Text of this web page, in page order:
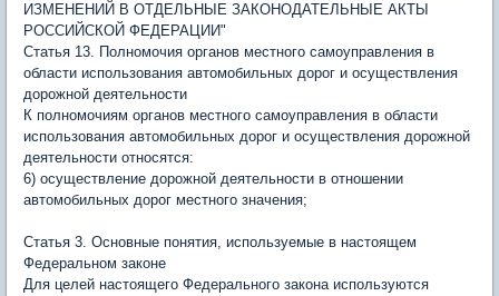
ИЗМЕНЕНИЙ В ОТДЕЛЬНЫЕ ЗАКОНОДАТЕЛЬНЫЕ АКТЫ
РОССИЙСКОЙ ФЕДЕРАЦИИ"
Статья 13. Полномочия органов местного самоуправления в
области использования автомобильных дорог и осуществления
дорожной деятельности
К полномочиям органов местного самоуправления в области
использования автомобильных дорог и осуществления дорожной
деятельности относятся:
6) осуществление дорожной деятельности в отношении
автомобильных дорог местного значения;
Статья 3. Основные понятия, используемые в настоящем
Федеральном законе
Для целей настоящего Федерального закона используются